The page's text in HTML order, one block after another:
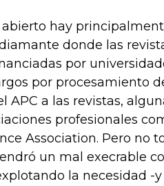
hay
donde las
por
por procesamiento
APC a las revistas,
profesionales
Association. Pero no
un mal execrable
la necesidad -